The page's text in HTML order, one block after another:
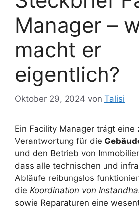
Manager –
macht er
eigentlich?
Oktober 29, 2024 von Talisi
Ein Facility Manager trägt eine
Verantwortung für die
und den Betrieb von
dass alle technischen und
Abläufe reibungslos
die Koordination von
sowie Reparaturen eine